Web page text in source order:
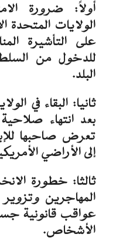
أولاً: ضرورة
الولايات المتحدة
على التأشيرة
للدخول من
البلد.
ثانيا: البقاء في
بعد انتهاء
تعرض صاحبها
إلى الأراضي
ثالثا: خطورة
المهاجرين
عواقب قانونية
الأشخاص.